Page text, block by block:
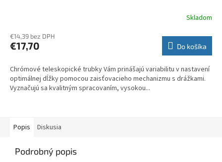
Skladom
€14,39 bez DPH
€17,70 Do košíka
Chrómové teleskopické trubky Vám prinášajú variabilitu v nastavení
optimálnej dĺžky pomocou zaisťovacieho mechanizmu s drážkami.
Vyznačujú sa kvalitným spracovaním, vysokou...
Popis Diskusia
Podrobný popis